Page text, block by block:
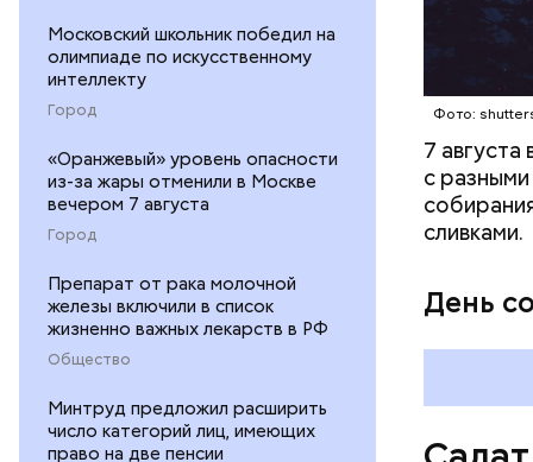
Московский школьник победил на
олимпиаде по искусственному
интеллекту
Город
«Оранжевый» уровень опасности
из-за жары отменили в Москве
вечером 7 августа
Город
Препарат от рака молочной
железы включили в список
жизненно важных лекарств в РФ
Общество
Минтруд предложил расширить
число категорий лиц, имеющих
право на две пенсии
Фото:
7
с
сливками.
День